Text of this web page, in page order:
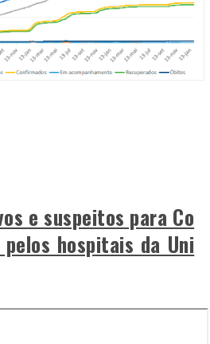
e suspeitos para Co
hospitais da Uni